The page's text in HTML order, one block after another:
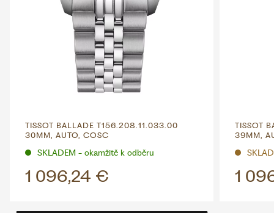
TISSOT BALLADE T156.208.11.033.00
30MM, AUTO, COSC
SKLADEM - okamžitě k odběru
1 096,24 €
TISSOT
39MM,
1